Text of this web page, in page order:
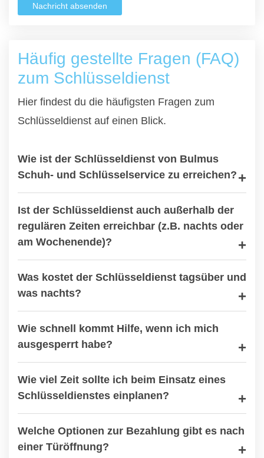
Nachricht absenden
Häufig gestellte Fragen (FAQ)
zum Schlüsseldienst
Hier findest du die häufigsten Fragen zum
Schlüsseldienst auf einen Blick.
Wie ist der Schlüsseldienst von Bulmus
Schuh- und Schlüsselservice zu erreichen?
Ist der Schlüsseldienst auch außerhalb der
regulären Zeiten erreichbar (z.B. nachts oder
am Wochenende)?
Was kostet der Schlüsseldienst tagsüber und
was nachts?
Wie schnell kommt Hilfe, wenn ich mich
ausgesperrt habe?
Wie viel Zeit sollte ich beim Einsatz eines
Schlüsseldienstes einplanen?
Welche Optionen zur Bezahlung gibt es nach
einer Türöffnung?